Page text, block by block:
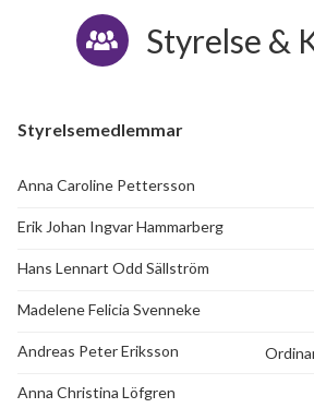
Styrelse &
Styrelsemedlemmar
Anna Caroline Pettersson
Erik Johan Ingvar Hammarberg
Hans Lennart Odd Sällström
Madelene Felicia Svenneke
Andreas Peter Eriksson
Anna Christina Löfgren